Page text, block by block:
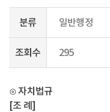
분류 일반행정
조회수 295
⊙ 자치법규
[조 례]